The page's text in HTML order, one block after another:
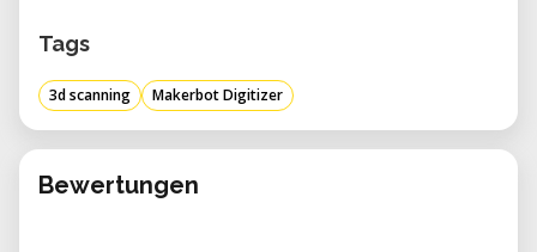
Tags
3d scanning Makerbot Digitizer
Bewertungen